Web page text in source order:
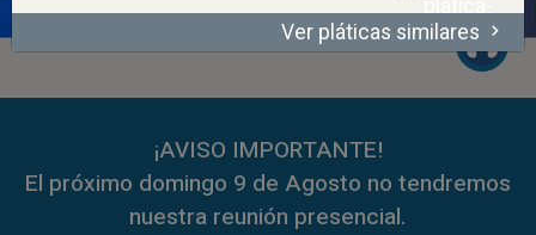
59:35
¡AVISO IMPORTANTE!
El próximo domingo 9 de Agosto no tendremos
nuestra reunión presencial.
00:00 45:10
Ver pláticas similares